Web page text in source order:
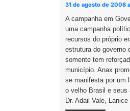
31 de agosto de 2008
A campanha em
uma campanha
recursos do próprio
estrutura do governo
somente tem
município. Anax
se manifesta por um
o velho Brasil e seus
Dr. Adail Vale,